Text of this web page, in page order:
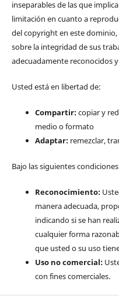
inseparables de las que
limitación en cuanto a
del copyright en este
sobre la integridad de sus
adecuadamente reconocidos
Usted está en libertad de:
Compartir:copiar y
medio o formato
Adaptar:remezclar,
Bajo las siguientes
Reconocimiento:
manera adecuada,
indicando si se han
cualquier forma
que usted o su uso
Uso no comercial:
con fines comerciales.